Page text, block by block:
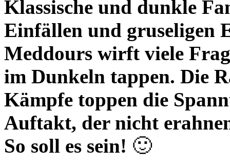
Klassische und dunkle
Einfällen und gruseligen
Meddours wirft viele
im Dunkeln tappen. Die
Kämpfe toppen die
Auftakt, der nicht
So soll es sein! 🙂